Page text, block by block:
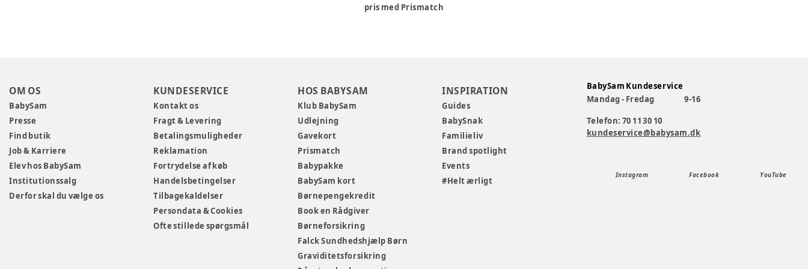
pris med Prismatch
OM OS
BabySam
Presse
Find butik
Job & Karriere
Elev hos BabySam
Institutionssalg
Derfor skal du vælge os
KUNDESERVICE
Kontakt os
Fragt & Levering
Betalingsmuligheder
Reklamation
Fortrydelse af køb
Handelsbetingelser
Tilbagekaldelser
Persondata & Cookies
Ofte stillede spørgsmål
HOS BABYSAM
Klub BabySam
Udlejning
Gavekort
Prismatch
Babypakke
BabySam kort
Børnepengekredit
Book en Rådgiver
Børneforsikring
Falck Sundhedshjælp Børn
Graviditetsforsikring
INSPIRATION
Guides
BabySnak
Familieliv
Brand spotlight
Events
#Helt ærligt
BabySam Kundeservice
Mandag - Fredag
9-16
Telefon: 70 11 30 10
kundeservice@babysam.dk
Instagram Facebook YouTube